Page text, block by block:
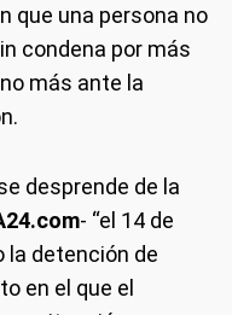
que una persona no
condena por más
más ante la
desprende de la
- “el 14 de
la detención de
en el que el